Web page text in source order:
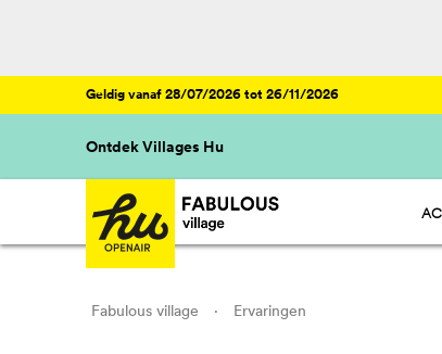
Geldig vanaf 28/07/2026 tot 26/11/2026
Ontdek Villages Hu
Fabulous village · Ervaringen